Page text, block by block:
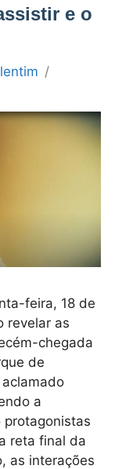
e o
feira, 18 de
revelar as
chegada
de
a
protagonistas
reta final da
as interações